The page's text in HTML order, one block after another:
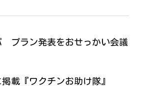
プラン発表をおせっかい会議
載『ワクチンお助け隊』